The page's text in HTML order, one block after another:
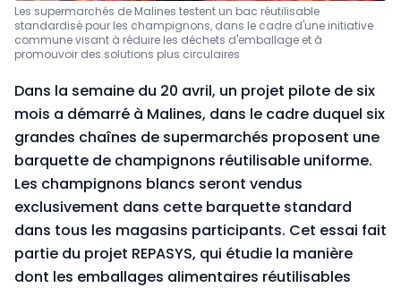
Les supermarchés de Malines testent un bac réutilisable
standardisé pour les champignons, dans le cadre d'une initiative
commune visant à réduire les déchets d'emballage et à
promouvoir des solutions plus circulaires
Dans la semaine du 20 avril, un projet pilote de six
mois a démarré à Malines, dans le cadre duquel six
grandes chaînes de supermarchés proposent une
barquette de champignons réutilisable uniforme.
Les champignons blancs seront vendus
exclusivement dans cette barquette standard
dans tous les magasins participants. Cet essai fait
partie du projet REPASYS, qui étudie la manière
dont les emballages alimentaires réutilisables